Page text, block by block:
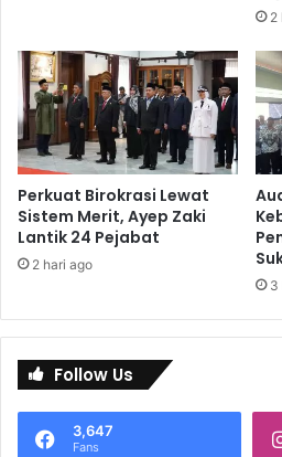
2
Perkuat Birokrasi Lewat
Sistem Merit, Ayep Zaki
Lantik 24 Pejabat
2 hari ago
3
Follow Us
3,647
Fans